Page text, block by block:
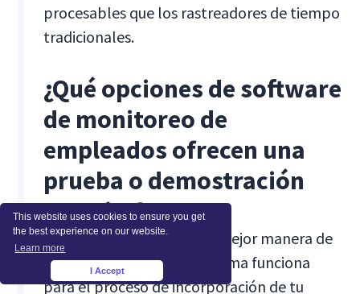
This website uses cookies to ensure you get
the best experience on our website.
Learn more
I Accept
procesables que los rastreadores de tiempo
tradicionales.
¿Qué opciones de software
de monitoreo de
empleados ofrecen una
prueba o demostración
gratuita?
Una prueba gratuita es la mejor manera de
confirmar que una plataforma funciona
para el proceso de incorporación de tu